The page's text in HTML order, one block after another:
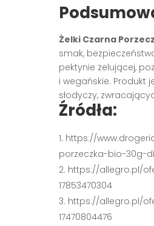
Żelki Czarna
smak,
pektynie żelującej,
i wegańskie. Produkt
słodyczy,
Źródła:
https://
porzeczka-bio-30g-
https://allegro.pl/
17853470304
https://allegro.pl/
17470804476